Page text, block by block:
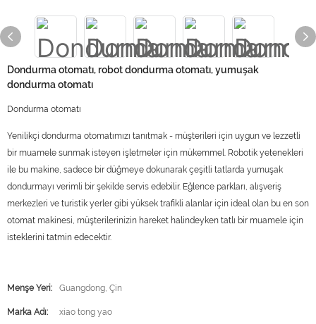
Dondurma otomatı, robot dondurma otomatı, yumuşak
dondurma otomatı
Dondurma otomatı
Yenilikçi dondurma otomatımızı tanıtmak - müşterileri için uygun ve lezzetli
bir muamele sunmak isteyen işletmeler için mükemmel. Robotik yetenekleri
ile bu makine, sadece bir düğmeye dokunarak çeşitli tatlarda yumuşak
dondurmayı verimli bir şekilde servis edebilir. Eğlence parkları, alışveriş
merkezleri ve turistik yerler gibi yüksek trafikli alanlar için ideal olan bu en son
otomat makinesi, müşterilerinizin hareket halindeyken tatlı bir muamele için
isteklerini tatmin edecektir.
Menşe Yeri: Guangdong, Çin
Marka Adı: xiao tong yao